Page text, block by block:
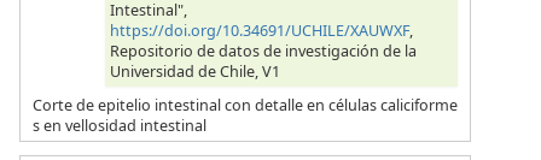
Intestinal",
https://doi.org/10.34691/UCHILE/XAUWXF,
Repositorio de datos de investigación de la
Universidad de Chile, V1
Corte de epitelio intestinal con detalle en células caliciforme
s en vellosidad intestinal